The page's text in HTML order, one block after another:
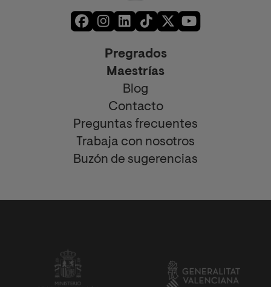
Pregrados
Maestrías
Blog
Contacto
Preguntas frecuentes
Trabaja con nosotros
Buzón de sugerencias